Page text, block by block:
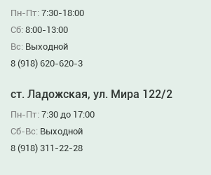
Пн-Пт: 7:30-18:00
Сб: 8:00-13:00
Вс: Выходной
8 (918) 620-620-3
ст. Ладожская, ул. Мира 122/2
Пн-Пт: 7:30 до 17:00
Сб-Вс: Выходной
8 (918) 311-22-28